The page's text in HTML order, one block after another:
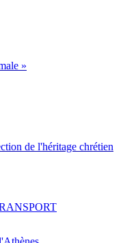
»
de l'héritage chrétien